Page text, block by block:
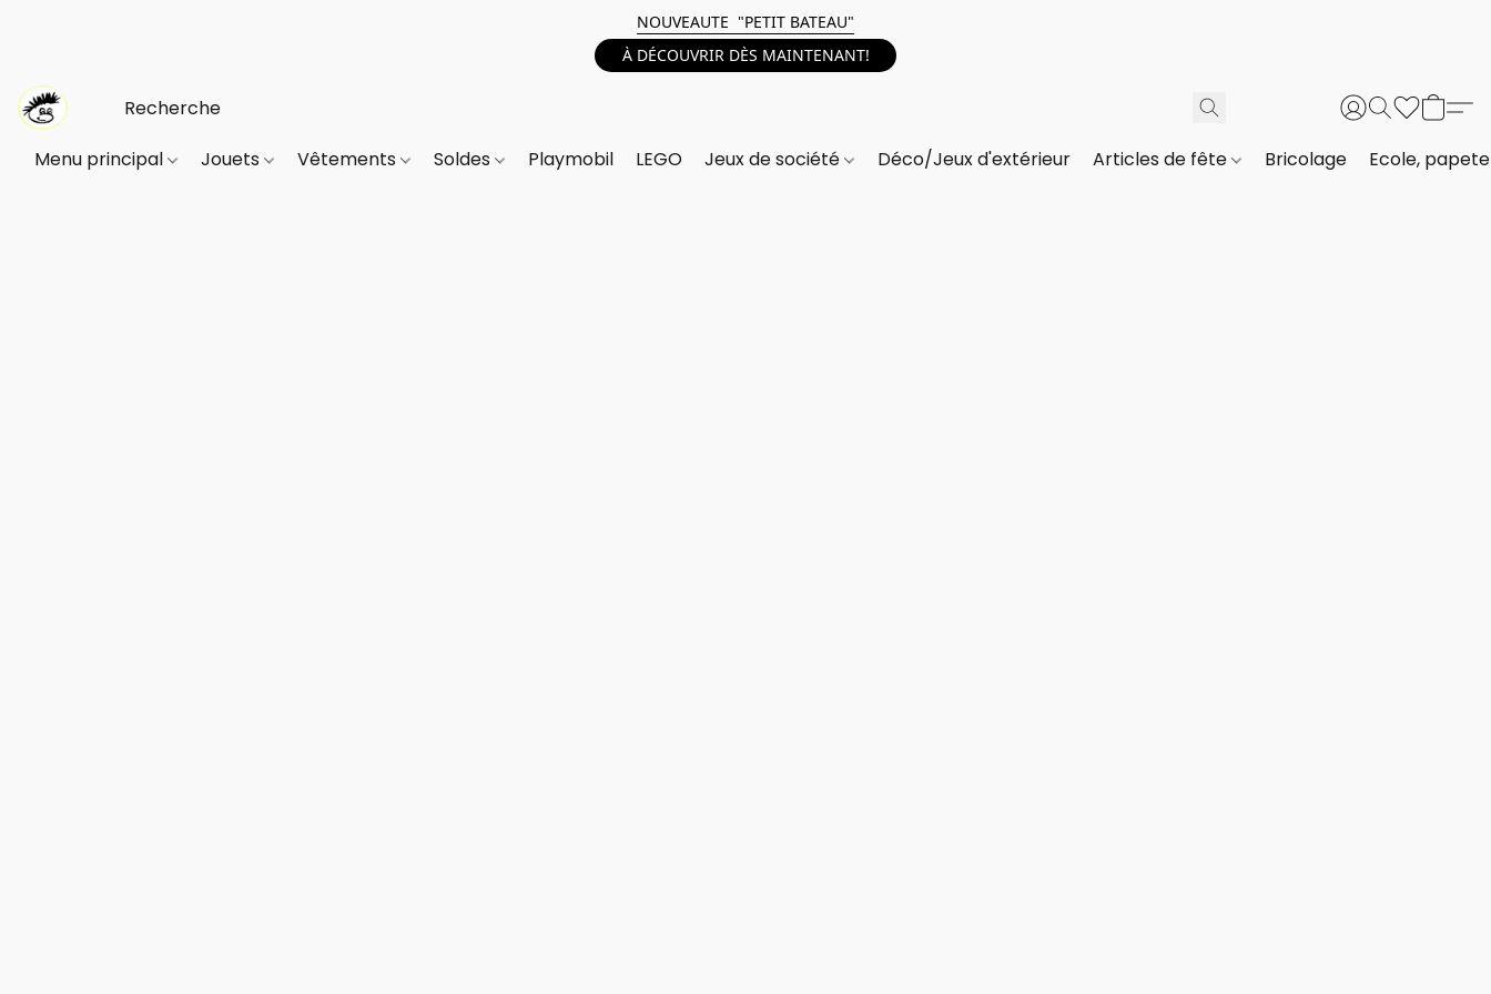
NOUVEAUTE "PETIT BATEAU"
À DÉCOUVRIR DÈS MAINTENANT!
Menu principal Jouets Vêtements Soldes Playmobil LEGO Jeux de société Déco/Jeux d'extérieur Articles de fête Bricolage Ecole,